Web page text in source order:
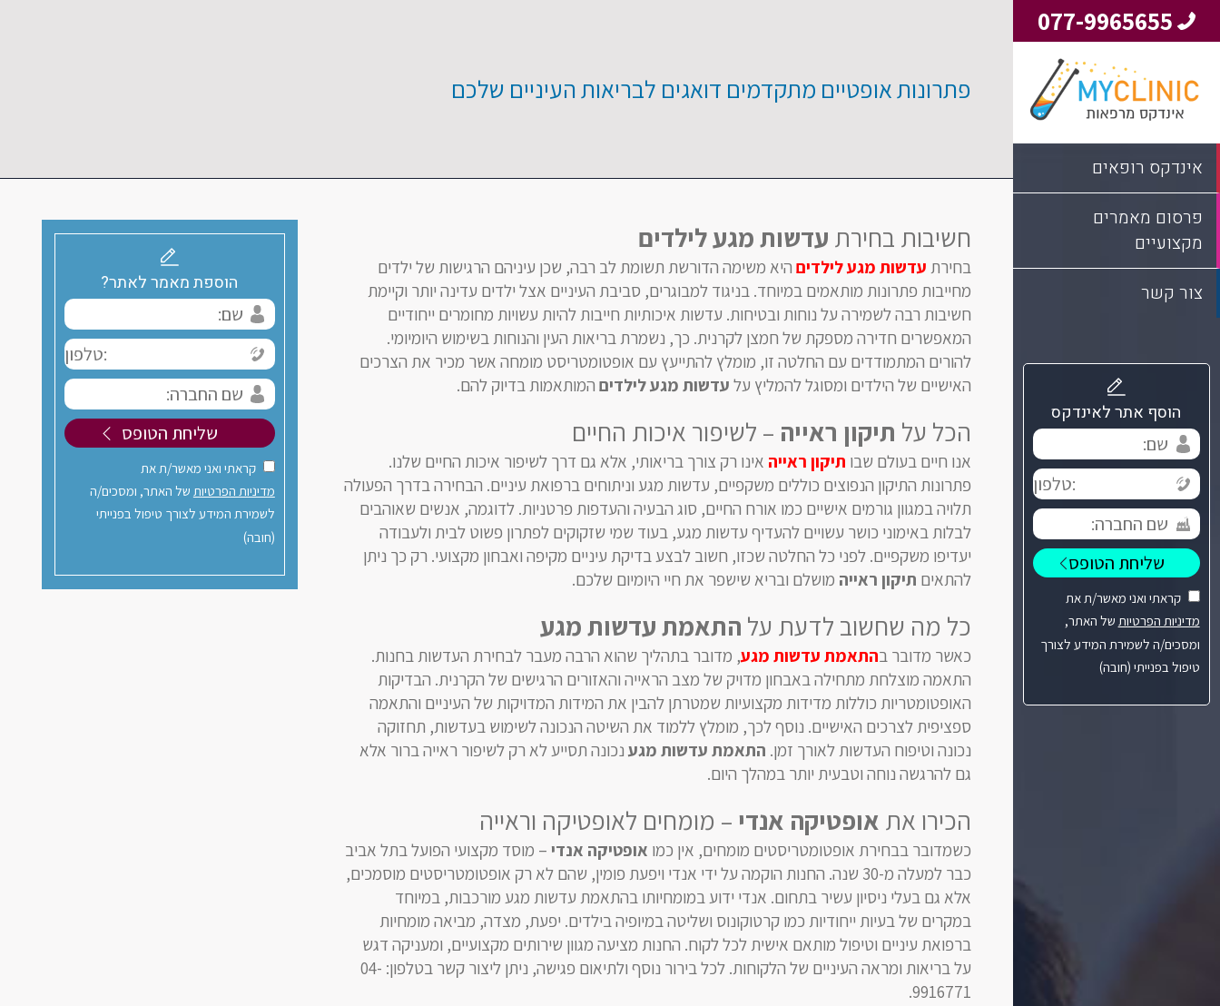
077-9965655
אינדקס רופאים
פרסום מאמרים
מקצועיים
צור קשר
הוסף אתר לאינדקס
קראתי ואני מאשר/ת את
מדיניות הפרטיות של האתר,
ומסכים/ה לשמירת המידע לצורך
טיפול בפנייתי (חובה)
פתרונות אופטיים מתקדמים דואגים לבריאות העיניים שלכם
חשיבות בחירת עדשות מגע לילדים
בחירת עדשות מגע לילדים היא משימה הדורשת תשומת לב רבה, שכן עיניהם הרגישות של ילדים
מחייבות פתרונות מותאמים במיוחד. בניגוד למבוגרים, סביבת העיניים אצל ילדים עדינה יותר וקיימת
חשיבות רבה לשמירה על נוחות ובטיחות. עדשות איכותיות חייבות להיות עשויות מחומרים ייחודיים
המאפשרים חדירה מספקת של חמצן לקרנית. כך, נשמרת בריאות העין והנוחות בשימוש היומיומי.
להורים המתמודדים עם החלטה זו, מומלץ להתייעץ עם אופטומטריסט מומחה אשר מכיר את הצרכים
האישיים של הילדים ומסוגל להמליץ על עדשות מגע לילדים המותאמות בדיוק להם.
הכל על תיקון ראייה – לשיפור איכות החיים
אנו חיים בעולם שבו תיקון ראייה אינו רק צורך בריאותי, אלא גם דרך לשיפור איכות החיים שלנו.
פתרונות התיקון הנפוצים כוללים משקפיים, עדשות מגע וניתוחים ברפואת עיניים. הבחירה בדרך הפעולה
תלויה במגוון גורמים אישיים כמו אורח החיים, סוג הבעיה והעדפות פרטניות. לדוגמה, אנשים שאוהבים
לבלות באימוני כושר עשויים להעדיף עדשות מגע, בעוד שמי שזקוקים לפתרון פשוט לבית ולעבודה
יעדיפו משקפיים. לפני כל החלטה שכזו, חשוב לבצע בדיקת עיניים מקיפה ואבחון מקצועי. רק כך ניתן
להתאים תיקון ראייה מושלם ובריא שישפר את חיי היומיום שלכם.
כל מה שחשוב לדעת על התאמת עדשות מגע
כאשר מדובר בהתאמת עדשות מגע, מדובר בתהליך שהוא הרבה מעבר לבחירת העדשות בחנות.
התאמה מוצלחת מתחילה באבחון מדויק של מצב הראייה והאזורים הרגישים של הקרנית. הבדיקות
האופטומטריות כוללות מדידות מקצועיות שמטרתן להבין את המידות המדויקות של העיניים והתאמה
ספציפית לצרכים האישיים. נוסף לכך, מומלץ ללמוד את השיטה הנכונה לשימוש בעדשות, תחזוקה
נכונה וטיפוח העדשות לאורך זמן. התאמת עדשות מגע נכונה תסייע לא רק לשיפור ראייה ברור אלא
גם להרגשה נוחה וטבעית יותר במהלך היום.
הכירו את אופטיקה אנדי – מומחים לאופטיקה וראייה
כשמדובר בבחירת אופטומטריסטים מומחים, אין כמו אופטיקה אנדי – מוסד מקצועי הפועל בתל אביב
כבר למעלה מ-30 שנה. החנות הוקמה על ידי אנדי ויפעת פומין, שהם לא רק אופטומטריסטים מוסמכים,
אלא גם בעלי ניסיון עשיר בתחום. אנדי ידוע במומחיותו בהתאמת עדשות מגע מורכבות, במיוחד
במקרים של בעיות ייחודיות כמו קרטוקונוס ושליטה במיופיה בילדים. יפעת, מצדה, מביאה מומחיות
ברפואת עיניים וטיפול מותאם אישית לכל לקוח. החנות מציעה מגוון שירותים מקצועיים, ומעניקה דגש
על בריאות ומראה העיניים של הלקוחות. לכל בירור נוסף ולתיאום פגישה, ניתן ליצור קשר בטלפון: 04-
9916771.
הוספת מאמר לאתר?
קראתי ואני מאשר/ת את
מדיניות הפרטיות של האתר, ומסכים/ה
לשמירת המידע לצורך טיפול בפנייתי
(חובה)